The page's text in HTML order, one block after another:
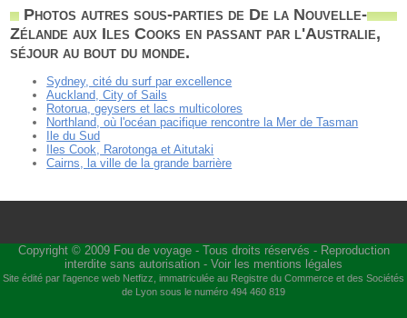
Photos autres sous-parties de De la Nouvelle-
Zélande aux Iles Cooks en passant par l'Australie,
séjour au bout du monde.
Sydney, cité du surf par excellence
Auckland, City of Sails
Rotorua, geysers et lacs multicolores
Northland, où l'océan pacifique rencontre la Mer de Tasman
Ile du Sud
Iles Cook, Rarotonga et Aitutaki
Cairns, la ville de la grande barrière
Copyright © 2009 Fou de voyage- Tous droits réservés - Reproduction
interdite sans autorisation - Voir les mentions légales
Site édité par l'agence web Netfizz , immatriculée au Registre du Commerce et des Sociétés
de Lyon sous le numéro 494 460 819